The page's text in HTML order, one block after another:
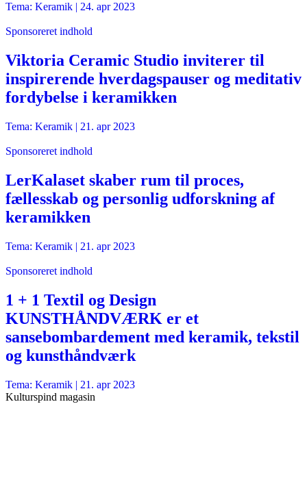
Tema: Keramik | 24. apr 2023
Sponsoreret indhold
Viktoria Ceramic Studio inviterer til
inspirerende hverdagspauser og meditativ
fordybelse i keramikken
Tema: Keramik | 21. apr 2023
Sponsoreret indhold
LerKalaset skaber rum til proces,
fællesskab og personlig udforskning af
keramikken
Tema: Keramik | 21. apr 2023
Sponsoreret indhold
1 + 1 Textil og Design
KUNSTHÅNDVÆRK er et
sansebombardement med keramik, tekstil
og kunsthåndværk
Tema: Keramik | 21. apr 2023
Kulturspind magasin